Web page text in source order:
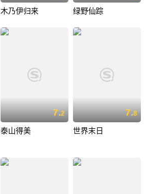
木乃伊归来 绿野仙踪
7.2
泰山得美
7.8
世界末日